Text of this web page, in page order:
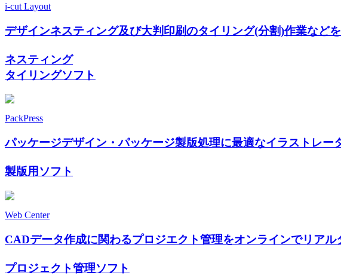
i-cut Layout
デザインネスティング及び大判印刷のタイリング(分割)作業など
ネスティング
タイリングソフト
PackPress
パッケージデザイン・パッケージ製版処理に最適なイラストレー
製版用ソフト
Web Center
CADデータ作成に関わるプロジエクト管理をオンラインでリアル
プロジェクト管理ソフト